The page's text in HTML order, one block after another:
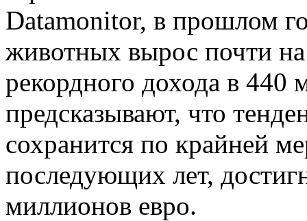
Datamonitor, в прошлом
животных вырос почти
рекордного дохода в
предсказывают, что
сохранится по крайней
последующих лет,
миллионов евро.